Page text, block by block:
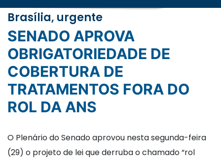
Brasília, urgente
SENADO APROVA
OBRIGATORIEDADE DE
COBERTURA DE
TRATAMENTOS FORA DO
ROL DA ANS
O Plenário do Senado aprovou nesta segunda-feira
(29) o projeto de lei que derruba o chamado “rol